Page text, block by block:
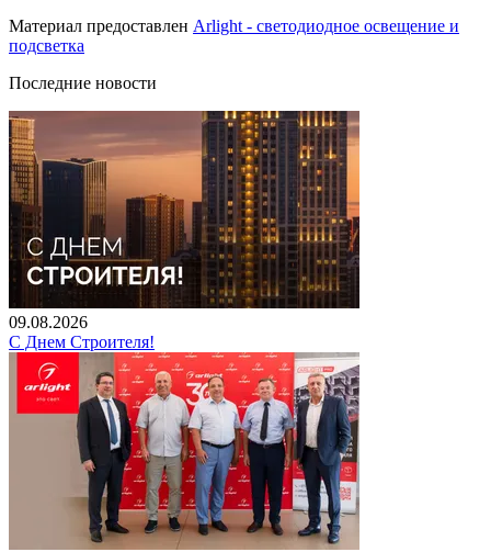
Материал предоставлен Arlight - светодиодное освещение и
подсветка
Последние новости
09.08.2026
С Днем Строителя!